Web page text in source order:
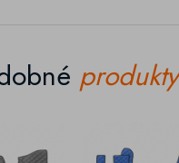
produkty